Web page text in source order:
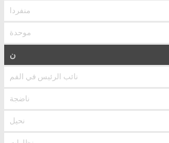
منفردا
موحدة
ن
نائب الرئيس في الفم
ناضجة
نحيل